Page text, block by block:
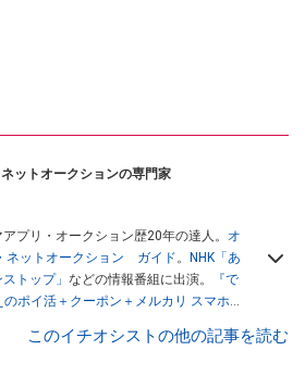
ットオークションの専門家
プリ・オークション歴20年の達人。 オ
ネットオークション ガイド。
NHK「あ
トップ」 などの情報番組に出演。
『で
ポイ活＋クーポン＋メルカリ スマホで
的に稼ぐ！』（翔泳社刊） ほか著書多
このイチオシストの他の記事を読む